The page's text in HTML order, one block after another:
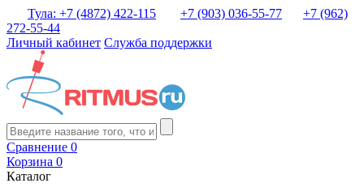
Тула: +7 (4872) 422-115 +7 (903) 036-55-77
+7 (962)
272-55-44
Личный кабинет Служба поддержки
Сравнение 0
Корзина 0
Каталог